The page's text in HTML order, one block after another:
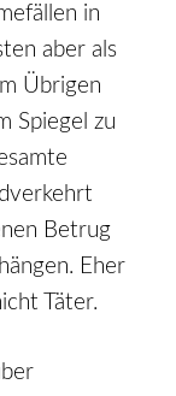
in
aber als
Übrigen
Spiegel zu
Betrug
Eher
Täter.